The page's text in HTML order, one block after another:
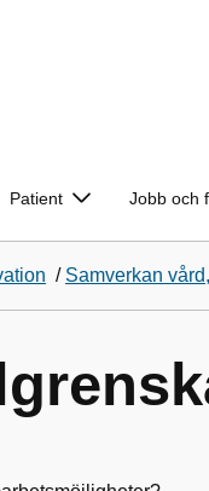
Patient Jobb och
/ Samverkan